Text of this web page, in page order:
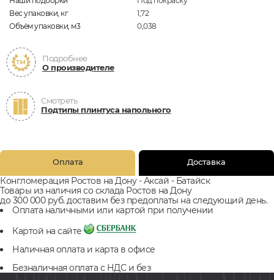
Вес упаковки, кг
1,72
Объём упаковки, м3
0,038
Подробнее
О производителе
Смотреть
Подтипы плинтуса напольного
Оплата Доставка
Конгломерация Ростов на Дону - Аксай - Батайск
Товары из наличия со склада Ростов на Дону
до 300 000 руб. доставим без предоплаты на следующий день.
Оплата наличными или картой при получении
Картой на сайте
Наличная оплата и карта в офисе
Безналичная оплата с НДС и без